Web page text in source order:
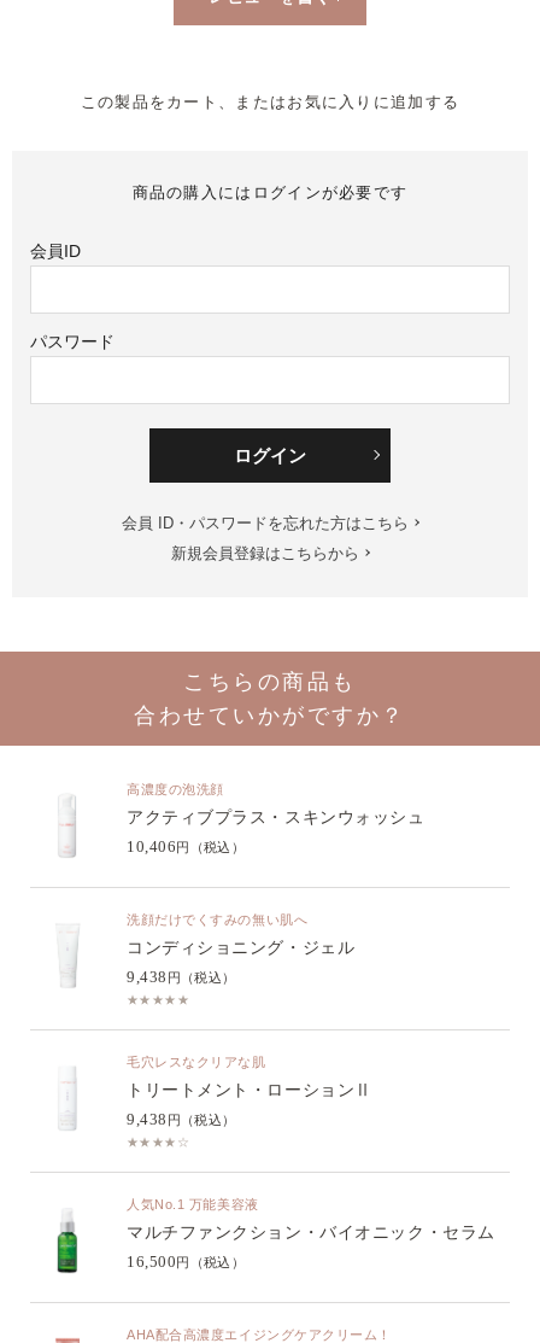
この製品をカート、またはお気に入りに追加する
商品の購入にはログインが必要です
会員ID
パスワード
ログイン
会員 ID・パスワードを忘れた方はこちら
新規会員登録はこちらから
こちらの商品も
合わせていかがですか？
高濃度の泡洗顔
アクティブプラス・スキンウォッシュ
10,406円（税込）
洗顔だけでくすみの無い肌へ
コンディショニング・ジェル
9,438 円（税込）
★★★★★
毛穴レスなクリアな肌
トリートメント・ローションⅡ
9,438 円（税込）
★★★★☆
人気No.1 万能美容液
マルチファンクション・バイオニック・セラム
16,500円（税込）
AHA配合高濃度エイジングケアクリーム！